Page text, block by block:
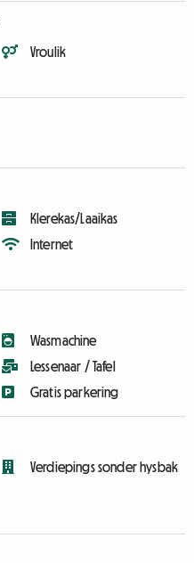
Vroulik
Klerekas/Laaikas
Internet
Wasmachine
Lessenaar / Tafel
Gratis parkering
Verdiepings sonder hysbak